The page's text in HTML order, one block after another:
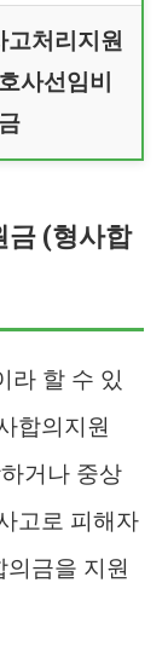
고처리지원
사선임비
금 (형사합
라 할 수 있
합의지원
거나 중상
고로 피해자
금을 지원